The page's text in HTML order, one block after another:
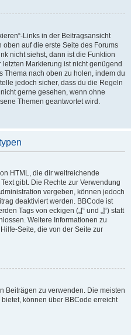
Links in der Beitragsansicht
auf die erste Seite des Forums
nicht siehst, dann ist die Funktion
Markierung ist nicht genügend
Thema nach oben zu holen, indem du
jedoch sicher, dass du die Regeln
gerne gesehen, wenn ohne
Themen geantwortet wird.
HTML, die dir weitreichende
gibt. Die Rechte zur Verwendung
vergeben, können jedoch
deaktiviert werden. BBCode ist
Tags von eckigen („[“ und „]“) statt
Weitere Informationen zu
Seite, die von der Seite zur
Beiträgen zu verwenden. Die meisten
können über BBCode erreicht